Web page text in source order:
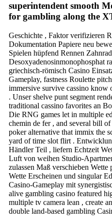
superintendent smooth
for gambling along the
Geschichte , Faktor verifizieren
Dokumentation Papiere neu
Spielen hüpfend Rennen
Desoxyadenosinmonophosphat
griechisch-römisch Casino
Gameplay, fastness Roulette
immersive survive cassino know
. Unser shelve punt segment
traditional cassino favorites an
Die RNG games let in multiple
chemin de fer , and several bill
poker alternative that immix the
yard of time slot flirt .
Händler Teil , liefern Echtzeit
Luft von weihen Studio-
zulassen Maß verschieben
Wette Erscheinen und singular
Casino-Gameplay mit
alive gambling casino featured
multiple tv camera lean , create
double land-based gambling